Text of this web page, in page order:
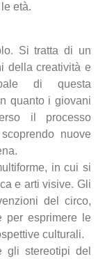
età.
Si tratta di un
della creatività e
di questa
quanto i giovani
il processo
nuove
in cui si
e arti visive. Gli
del circo,
per esprimere le
culturali.
gli stereotipi del